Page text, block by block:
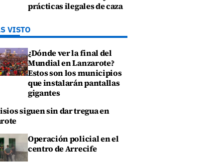
prácticas ilegales de caza
VISTO
¿Dónde ver la final del
Mundial en Lanzarote?
Estos son los municipios
que instalarán pantallas
gigantes
siguen sin dar tregua en
Operación policial en el
centro de Arrecife